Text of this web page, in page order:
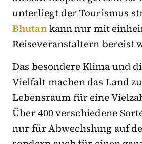
unterliegt der Tourismus
Bhutankann nur mit
Reiseveranstaltern bereist
Das besondere Klima und
Vielfalt machen das Land
Lebensraum für eine
Über 400 verschiedene
nur für Abwechslung auf